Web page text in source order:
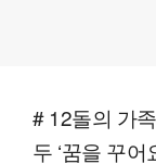
# 12돌의 가
두 ‘꿈을 꾸어